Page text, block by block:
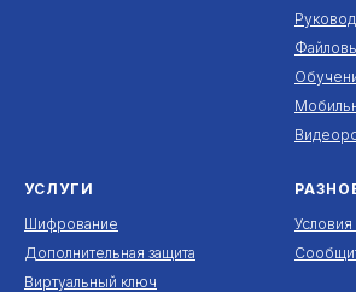
УСЛУГИ
Шифрование
Дополнительная защита
Виртуальный ключ
Условия